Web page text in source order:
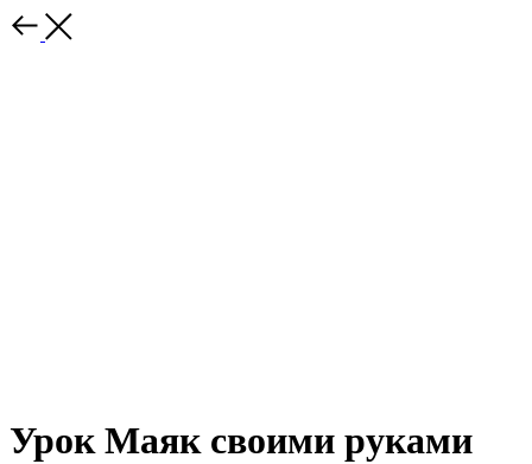
Урок Маяк своими руками